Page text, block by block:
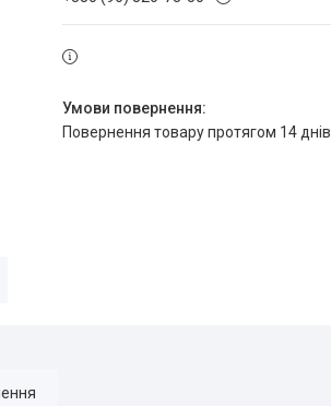
повернення товару протягом 14 днів